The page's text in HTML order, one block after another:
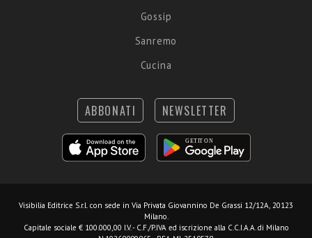
Gossip
Sanremo
Cucina
ABBONATI NEWSLETTER
Visibilia Editrice S.r.l. con sede in Via Privata Giovannino De Grassi 12/12A, 20123
Milano.
Capitale sociale € 100.000,00 I.V. - C.F./P.IVA ed iscrizione alla C.C.I.A.A. di Milano